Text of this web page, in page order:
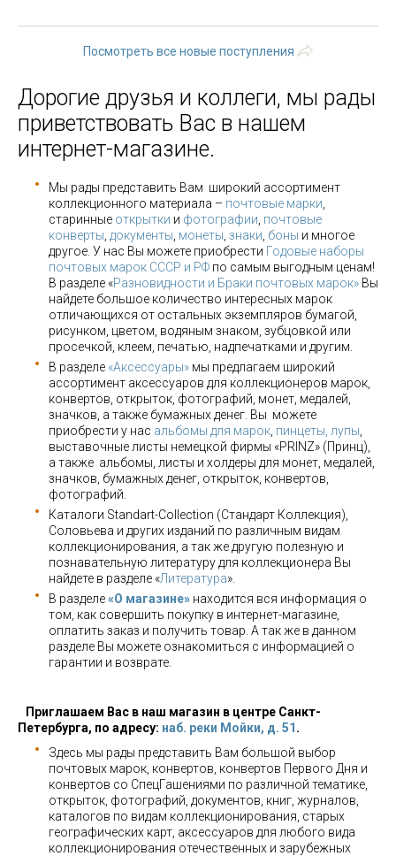
Посмотреть все новые поступления
Дорогие друзья и коллеги, мы рады
приветствовать Вас в нашем
интернет-магазине.
Мы рады представить Вам широкий ассортимент
коллекционного материала – почтовые марки
старинные открытки и фотографии почтовые
конверты документы монеты знаки боны и многое
другое. У нас Вы можете приобрести Годовые наборы
почтовых марок СССР и РФ по самым выгодным ценам!
В разделе «Разновидности и Браки почтовых марок» Вы
найдете большое количество интересных марок
отличающихся от остальных экземпляров бумагой,
рисунком, цветом, водяным знаком, зубцовкой или
просечкой, клеем, печатью, надпечатками и другим.
В разделе «Аксессуары» мы предлагаем широкий
ассортимент аксессуаров для коллекционеров марок,
конвертов, открыток, фотографий, монет, медалей,
значков, а также бумажных денег. Вы можете
приобрести у нас альбомы для марок пинцеты, лупы
выставочные листы немецкой фирмы «PRINZ» (Принц),
а также альбомы, листы и холдеры для монет, медалей,
значков, бумажных денег, открыток, конвертов,
фотографий.
Каталоги Standart-Collection (Стандарт Коллекция),
Соловьева и других изданий по различным видам
коллекционирования, а так же другую полезную и
познавательную литературу для коллекционера Вы
найдете в разделе «Литература».
В разделе«О магазине» находится вся информация о
том, как совершить покупку в интернет-магазине,
оплатить заказ и получить товар. А так же в данном
разделе Вы можете ознакомиться с информацией о
гарантии и возврате.
Приглашаем Вас в наш магазин в центре Санкт-
Петербурга, по адресу: наб. реки Мойки, д. 51 .
Здесь мы рады представить Вам большой выбор
почтовых марок, конвертов, конвертов Первого Дня и
конвертов со СпецГашениями по различной тематике,
открыток, фотографий, документов, книг, журналов,
каталогов по видам коллекционирования, старых
географических карт, аксессуаров для любого вида
коллекционирования отечественных и зарубежных